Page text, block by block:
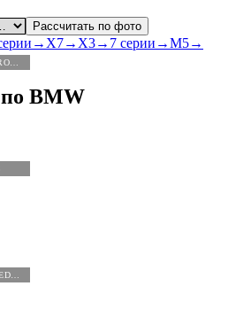
Рассчитать по фото
→X7→X3→ 7 серии →M5→
BMW